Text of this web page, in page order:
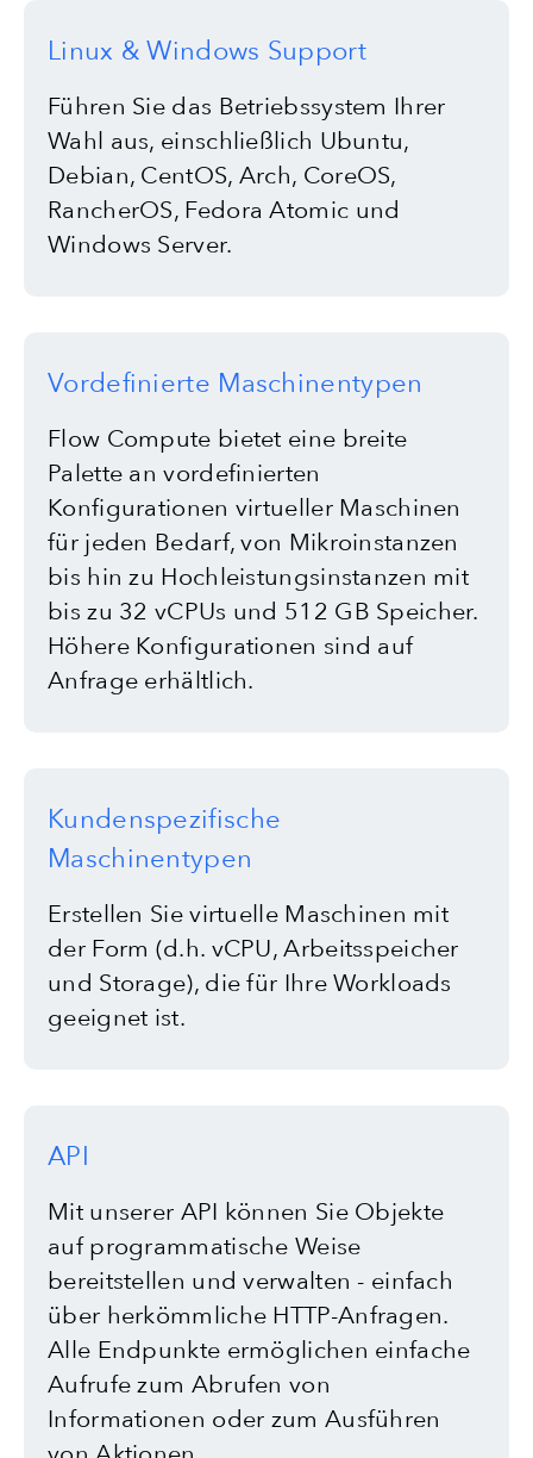
Linux & Windows Support
Führen Sie das Betriebssystem Ihrer
Wahl aus, einschließlich Ubuntu,
Debian, CentOS, Arch, CoreOS,
RancherOS, Fedora Atomic und
Windows Server.
Vordefinierte Maschinentypen
Flow Compute bietet eine breite
Palette an vordefinierten
Konfigurationen virtueller Maschinen
für jeden Bedarf, von Mikroinstanzen
bis hin zu Hochleistungsinstanzen mit
bis zu 32 vCPUs und 512 GB Speicher.
Höhere Konfigurationen sind auf
Anfrage erhältlich.
Kundenspezifische
Maschinentypen
Erstellen Sie virtuelle Maschinen mit
der Form (d.h. vCPU, Arbeitsspeicher
und Storage), die für Ihre Workloads
geeignet ist.
API
Mit unserer API können Sie Objekte
auf programmatische Weise
bereitstellen und verwalten - einfach
über herkömmliche HTTP-Anfragen.
Alle Endpunkte ermöglichen einfache
Aufrufe zum Abrufen von
Informationen oder zum Ausführen